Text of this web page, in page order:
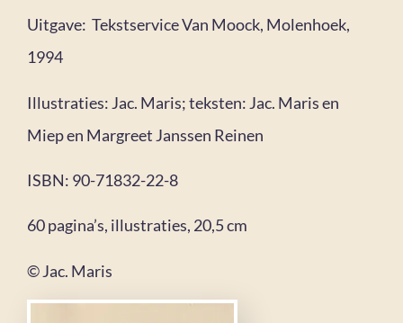
Uitgave: Tekstservice Van Moock, Molenhoek,
1994
Illustraties: Jac. Maris; teksten: Jac. Maris en
Miep en Margreet Janssen Reinen
ISBN: 90-71832-22-8
60 pagina’s, illustraties, 20,5 cm
© Jac. Maris